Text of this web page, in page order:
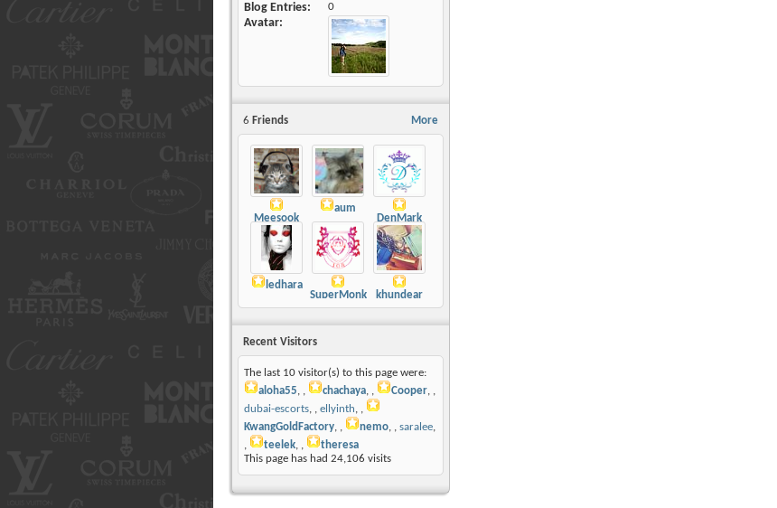
Blog Entries 0
Avatar
More
6 Friends
Meesook
aum
DenMark
ledhara
SuperMonkeykhundear
Recent Visitors
The last 10 visitor(s) to this page were:
aloha55, chachaya, Cooper,
dubai-escorts, ellyinth,
KwangGoldFactory, nemo, saralee,
teelek,
theresa
This page has had 24,106 visits